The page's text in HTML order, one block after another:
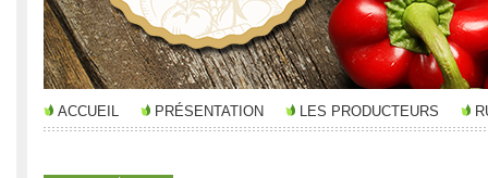
ACCUEIL PRÉSENTATION LES PRODUCTEURS